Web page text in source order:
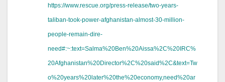
https://www.rescue.org/press-release/two-years-
taliban-took-power-afghanistan-almost-30-million-
people-remain-dire-
need#:~:text=Salma%20Ben%20Aissa%2C%20IRC%
20Afghanistan%20Director%2C%20said%2C&text=Tw
o%20years%20later%20the%20economy,need%20ar